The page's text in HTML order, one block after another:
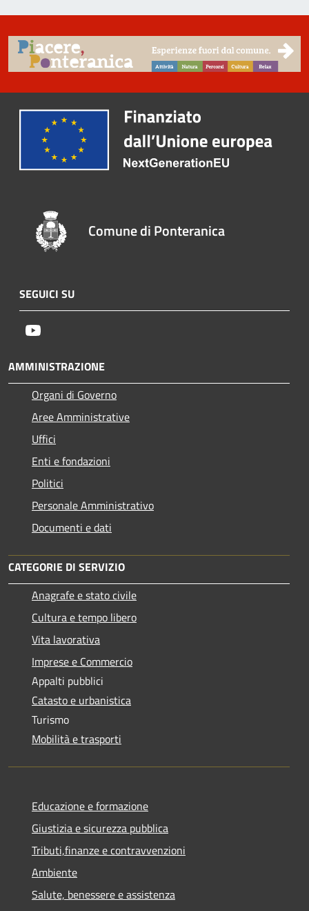
Comune di Ponteranica
SEGUICI SU
AMMINISTRAZIONE
Organi di Governo
Aree Amministrative
Uffici
Enti e fondazioni
Politici
Personale Amministrativo
Documenti e dati
CATEGORIE DI SERVIZIO
Anagrafe e stato civile
Cultura e tempo libero
Vita lavorativa
Imprese e Commercio
Appalti pubblici
Catasto e urbanistica
Turismo
Mobilità e trasporti
Educazione e formazione
Giustizia e sicurezza pubblica
Tributi,finanze e contravvenzioni
Ambiente
Salute, benessere e assistenza